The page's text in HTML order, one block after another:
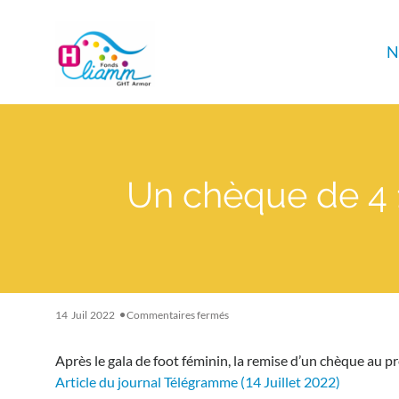
Un chèque de 4
14 Juil 2022 Commentaires ferméssur
de
4
130
Après le gala de foot féminin, la remise d’un chèque au
Article du journal Télégramme (14 Juillet 2022)